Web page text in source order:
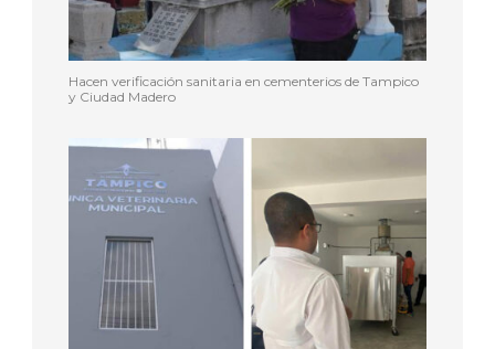
Hacen verificación sanitaria en cementerios de Tampico
y Ciudad Madero